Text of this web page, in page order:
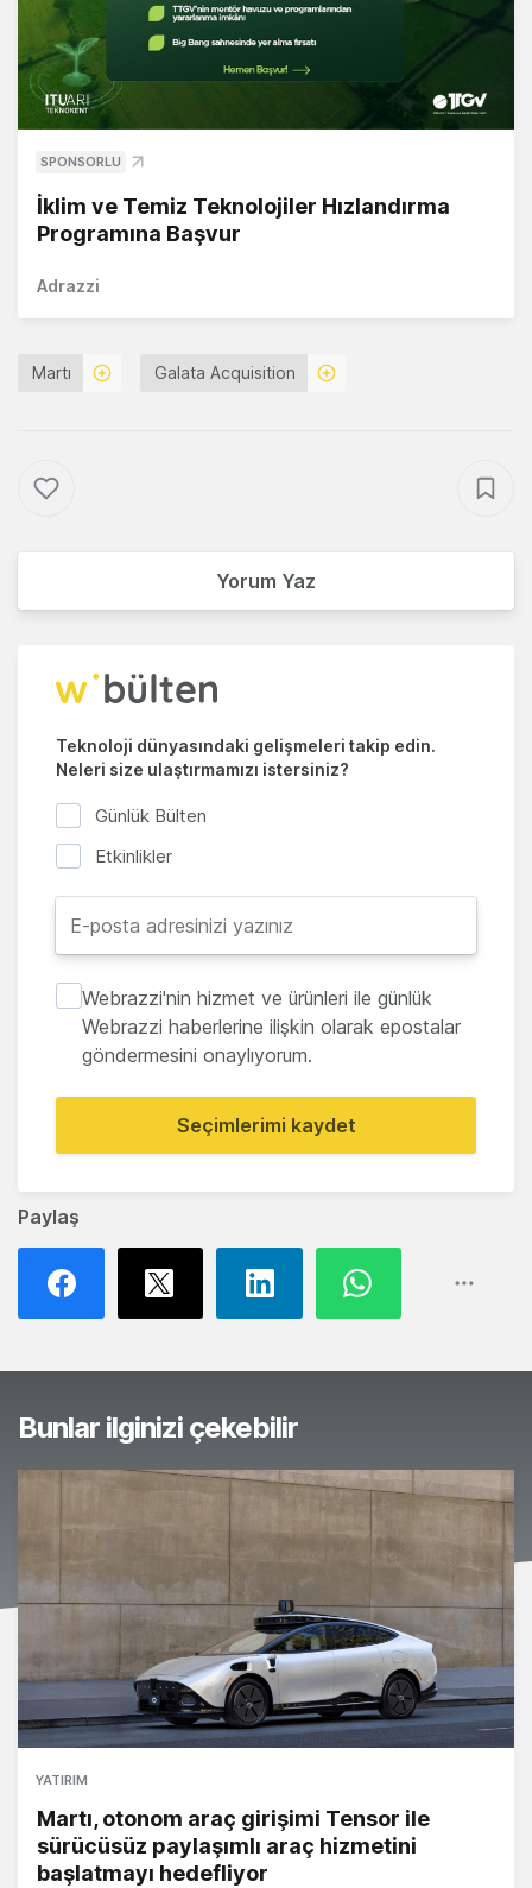
Paylaş
SPONSORLU
İklim ve Temiz Teknolojiler Hızlandırma
Programına Başvur
Adrazzi
Martı Galata Acquisition
Yorum Yaz
Teknoloji dünyasındaki gelişmeleri takip edin.
Neleri size ulaştırmamızı istersiniz?
Günlük Bülten
Etkinlikler
Webrazzi'nin hizmet ve ürünleri ile günlük
Webrazzi haberlerine ilişkin olarak epostalar
göndermesini onaylıyorum.
Seçimlerimi kaydet
Bunlar ilginizi çekebilir
YATIRIM
Martı, otonom araç girişimi Tensor ile
sürücüsüz paylaşımlı araç hizmetini
başlatmayı hedefliyor